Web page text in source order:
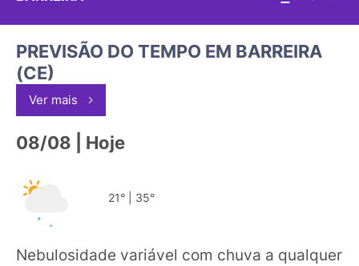
PREVISÃO DO TEMPO EM BARREIRA
(CE)
Ver mais
08/08 | Hoje
21° 35°
Nebulosidade variável com chuva a qualquer